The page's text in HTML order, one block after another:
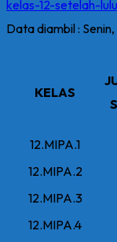
kelas-12-setelah-
Data diambil :
KELAS
12.MIPA.1
12.MIPA.2
12.MIPA.3
12.MIPA.4